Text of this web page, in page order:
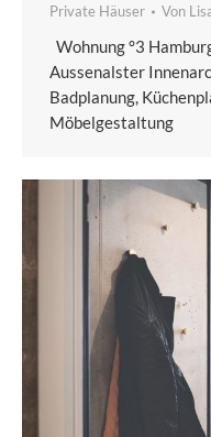
Private Häuser Von
Wohnung °3
Aussenalster
Badplanung,
Möbelgestaltung